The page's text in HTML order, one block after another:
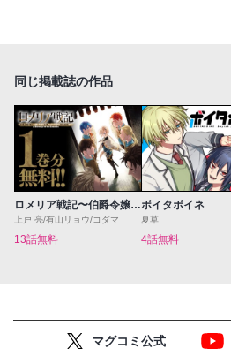
同じ掲載誌の作品
ロメリア戦記〜伯爵令嬢、魔王を倒した後も人類やばそうだから軍隊組織する〜
上戸 亮/有山リョウ/コダマ
13話無料
ボイタボイネ
夏草
4話無料
マグコミ公式